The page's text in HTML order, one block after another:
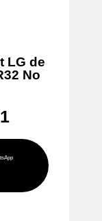
LG de
No